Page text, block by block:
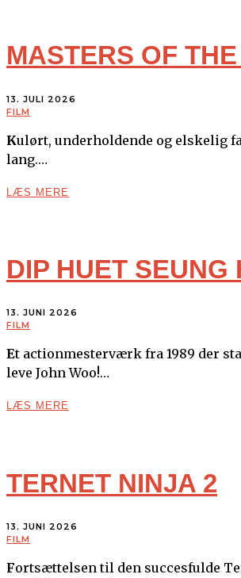
MASTERS OF
13. JULI 2026
FILM
Kulørt, underholdende og elskelig fantasy/science fiction/komedie/legetøjsfilmatisering, der desværre er alt for
lang.…
LÆS MERE
DIP HUET SEUNG
13. JUNI 2026
FILM
Et actionmesterværk fra 1989 der stadigvæk fremstår frisk, vild, voldsom, blodig og frejdig her i 2026, længe
leve John Woo!…
LÆS MERE
TERNET NINJA 2
13. JUNI 2026
FILM
Fortsættelsen til den succesfulde Ternet Ninja er måske bare mere af det samme, men med nok ændringer og